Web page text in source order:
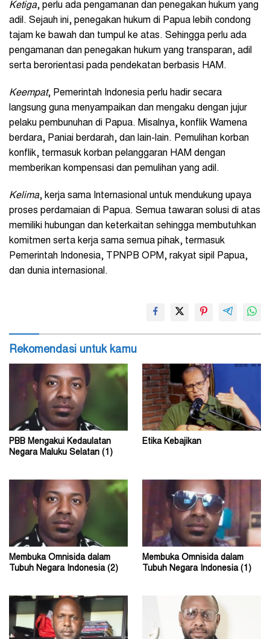
Ketiga, perlu ada pengamanan dan penegakan hukum yang
adil. Sejauh ini, penegakan hukum di Papua lebih condong
tajam ke bawah dan tumpul ke atas. Sehingga perlu ada
pengamanan dan penegakan hukum yang transparan, adil
serta berorientasi pada pendekatan berbasis HAM.
Keempat, Pemerintah Indonesia perlu hadir secara
langsung guna menyampaikan dan mengaku dengan jujur
pelaku pembunuhan di Papua. Misalnya, konflik Wamena
berdara, Paniai berdarah, dan lain-lain. Pemulihan korban
konflik, termasuk korban pelanggaran HAM dengan
memberikan kompensasi dan pemulihan yang adil.
Kelima, kerja sama Internasional untuk mendukung upaya
proses perdamaian di Papua. Semua tawaran solusi di atas
memiliki hubungan dan keterkaitan sehingga membutuhkan
komitmen serta kerja sama semua pihak, termasuk
Pemerintah Indonesia, TPNPB OPM, rakyat sipil Papua,
dan dunia internasional.
Rekomendasi untuk kamu
PBB Mengakui Kedaulatan
Negara Maluku Selatan (1)
Etika Kebajikan
Membuka Omnisida dalam
Tubuh Negara Indonesia (2)
Membuka Omnisida dalam
Tubuh Negara Indonesia (1)